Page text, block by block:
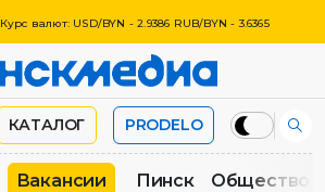
Курс валют: USD/BYN - 2.9386 RUB/BYN - 3.6365
КАТАЛОГ PRODELO
Вакансии Пинск Общество